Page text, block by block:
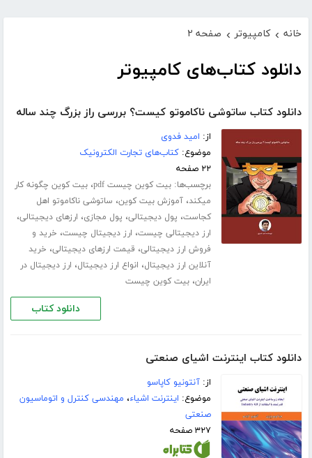
خانه › کامپیوتر › صفحه ۲
دانلود کتاب‌های کامپیوتر
دانلود کتاب ساتوشی ناکاموتو کیست؟ بررسی راز بزرگ چند ساله
از: امید فدوی
موضوع:کتاب‌های تجارت الکترونیک
۲۲ صفحه
برچسب‌ها:بیت کوین چیست pdf ،بیت کوین چگونه کار
میکند،آموزش بیت کوین، ساتوشی ناکاموتو اهل
کجاست، پول دیجیتالی، پول مجازی، ارزهای دیجیتالی،
ارز دیجیتالی چیست، ارز دیجیتال چیست، خرید و
فروش ارز دیجیتالی، قیمت ارزهای دیجیتالی، خرید
آنلاین ارز دیجیتال، انواع ارز دیجیتال، ارز دیجیتال در
ایران،بیت کوین چیست
دانلود کتاب
دانلود کتاب اینترنت اشیای صنعتی
از:آنتونیو کاپاسو
موضوع: اینترنت اشیاء، مهندسی کنترل و اتوماسیون
صنعتی
۳۲۷ صفحه